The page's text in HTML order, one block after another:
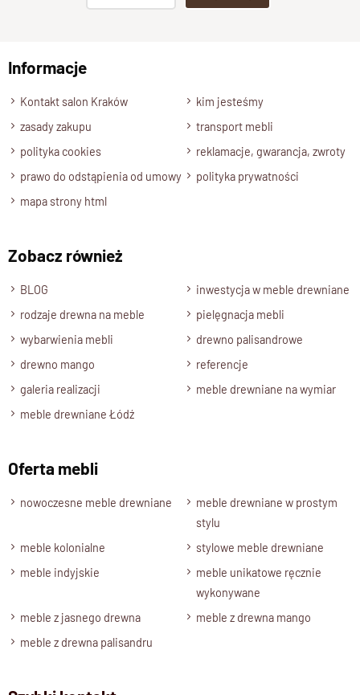
Wyślij opinię
Informacje
Kontakt salon Kraków
kim jesteśmy
zasady zakupu
transport mebli
polityka cookies
reklamacje, gwarancja, zwroty
prawo do odstąpienia od umowy
polityka prywatności
mapa strony html
Zobacz również
BLOG
inwestycja w meble drewniane
rodzaje drewna na meble
pielęgnacja mebli
wybarwienia mebli
drewno palisandrowe
drewno mango
referencje
galeria realizacji
meble drewniane na wymiar
meble drewniane Łódź
Oferta mebli
nowoczesne meble drewniane
meble drewniane w prostym
stylu
meble kolonialne
stylowe meble drewniane
meble indyjskie
meble unikatowe ręcznie
wykonywane
meble z jasnego drewna
meble z drewna mango
meble z drewna palisandru